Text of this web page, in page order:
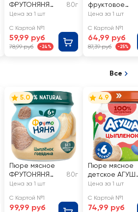
ФРУТОНЯНЯ
Тыква, с 5
80г
Цена за 1 шт
С Картой №1
59,99 руб
78,99 руб -24%
фруктовое
ФРУТОНЯНЯ
месяцев
Цена за 1 шт
С Картой №1
64,99 руб
87,39 руб -25%
Все
5.0
Пюре мясное
ФРУТОНЯНЯ
Цыпленок с
месяцев
80г
Цена за 1 шт
С Картой №1
99,99 руб
4.9
Пюре мясное
детское
Цыпленок, с 6
Цена за 1 шт
С Картой №1
74,99 руб